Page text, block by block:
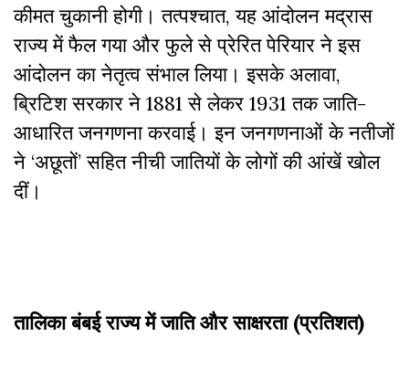
कीमत चुकानी होगी। तत्पश्चात, यह आंदोलन मद्रास
राज्य में फैल गया और फुले से प्रेरित पेरियार ने इस
आंदोलन का नेतृत्व संभाल लिया। इसके अलावा,
ब्रिटिश सरकार ने 1881 से लेकर 1931 तक जाति-
आधारित जनगणना करवाई। इन जनगणनाओं के नतीजों
ने ‘अछूतों’ सहित नीची जातियों के लोगों की आंखें खोल
दीं।
तालिका बंबई राज्य में जाति और साक्षरता (प्रतिशत)